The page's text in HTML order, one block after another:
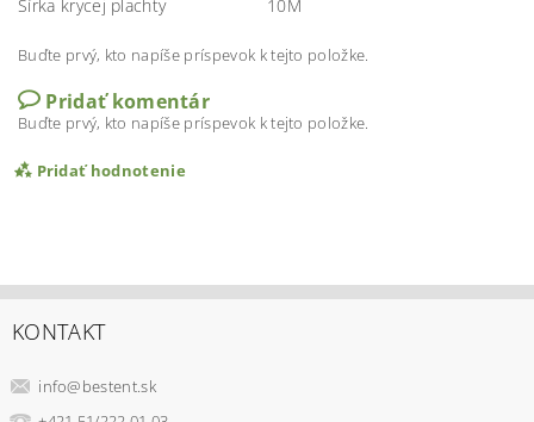
Šírka krycej plachty
10M
Buďte prvý, kto napíše príspevok k tejto položke.
Pridať komentár
Buďte prvý, kto napíše príspevok k tejto položke.
Pridať hodnotenie
KONTAKT
info@bestent.sk